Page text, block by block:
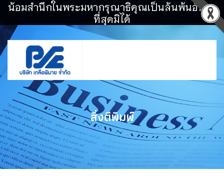
น้อมสำนึกในพระมหากรุณาธิคุณเป็นล้นพ้นอันหา
ที่สุดมิได้
สิ่งตีพิมพ์